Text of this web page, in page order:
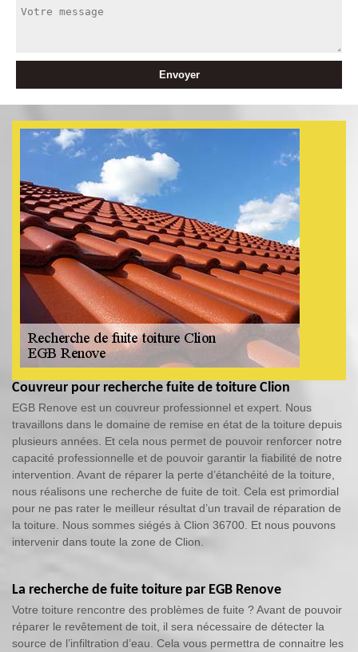
Couvreur pour recherche fuite de toiture Clion
EGB Renove est un couvreur professionnel et expert. Nous
travaillons dans le domaine de remise en état de la toiture depuis
plusieurs années. Et cela nous permet de pouvoir renforcer notre
capacité professionnelle et de pouvoir garantir la fiabilité de notre
intervention. Avant de réparer la perte d’étanchéité de la toiture,
nous réalisons une recherche de fuite de toit. Cela est primordial
pour ne pas rater le meilleur résultat d’un travail de réparation de
la toiture. Nous sommes siégés à Clion 36700. Et nous pouvons
intervenir dans toute la zone de Clion.
La recherche de fuite toiture par EGB Renove
Votre toiture rencontre des problèmes de fuite ? Avant de pouvoir
réparer le revêtement de toit, il sera nécessaire de détecter la
source de l’infiltration d’eau. Cela vous permettra de connaitre les